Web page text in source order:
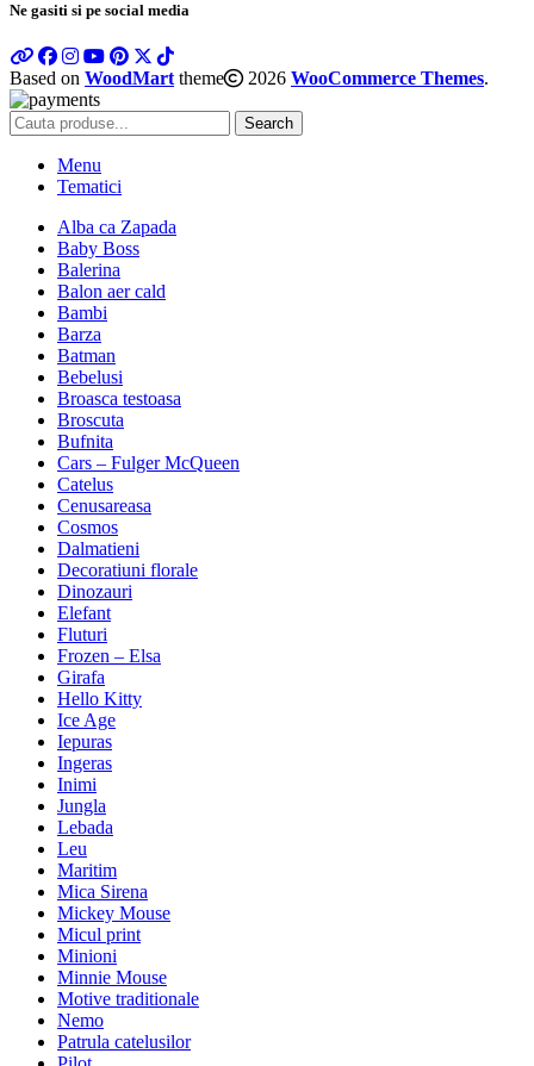
Ne gasiti si pe social media
Based on WoodMarttheme 2026 WooCommerce Themes.
Search
Menu
Tematici
Alba ca Zapada
Baby Boss
Balerina
Balon aer cald
Bambi
Barza
Batman
Bebelusi
Broasca testoasa
Broscuta
Bufnita
Cars – Fulger McQueen
Catelus
Cenusareasa
Cosmos
Dalmatieni
Decoratiuni florale
Dinozauri
Elefant
Fluturi
Frozen – Elsa
Girafa
Hello Kitty
Ice Age
Iepuras
Ingeras
Inimi
Jungla
Lebada
Leu
Maritim
Mica Sirena
Mickey Mouse
Micul print
Minioni
Minnie Mouse
Motive traditionale
Nemo
Patrula catelusilor